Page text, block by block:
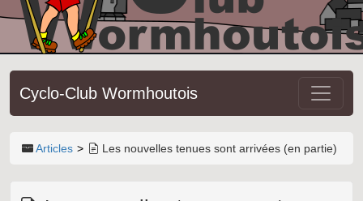
Cyclo-Club Wormhoutois
Articles Les nouvelles tenues sont arrivées (en partie)